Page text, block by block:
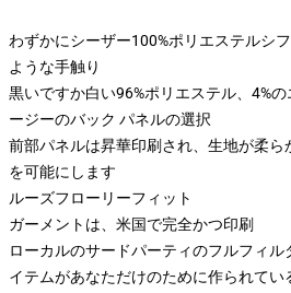
わずかにシーザー100%ポリエステルシ
ような手触り
黒いですか白い96%ポリエステル、4%
ージーのバック パネルの選択
前部パネルは昇華印刷され、生地が柔ら
を可能にします
ルーズフローリーフィット
ガーメントは、米国で完全かつ印刷
ローカルのサードパーティのフルフィ
イテムがあなただけのために作られてい